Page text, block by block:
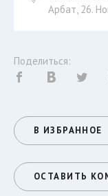
Арбат, 26.
Поделиться:
В ИЗБРАННОЕ
ОСТАВИТЬ